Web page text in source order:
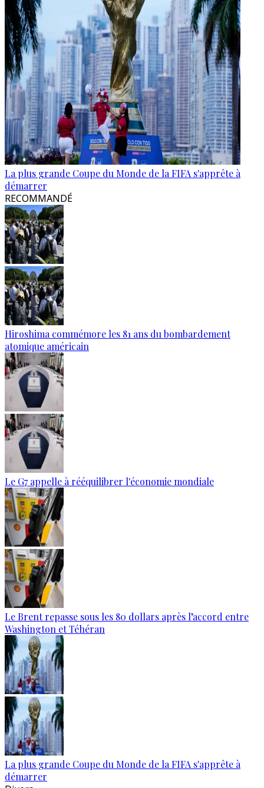
La plus grande Coupe du Monde de la FIFA s'apprête à
démarrer
RECOMMANDÉ
Hiroshima commémore les 81 ans du bombardement
atomique américain
Le G7 appelle à rééquilibrer l'économie mondiale
Le Brent repasse sous les 80 dollars après l’accord entre
Washington et Téhéran
La plus grande Coupe du Monde de la FIFA s'apprête à
démarrer